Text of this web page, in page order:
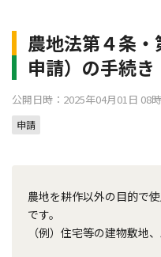
農地法第４条
申請）の手続き
公開日時：2025年04月01日 08
申請
農地を耕作以外の目的で
です。
（例）住宅等の建物敷地